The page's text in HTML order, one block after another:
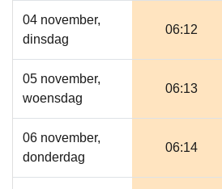
04 november,
dinsdag
06:12
05 november,
woensdag
06:13
06 november,
donderdag
06:14